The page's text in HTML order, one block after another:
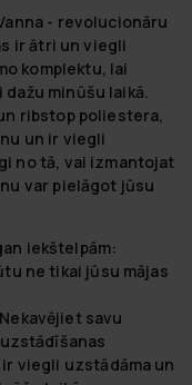
- revolucionāru
ir ātri un viegli
komplektu, lai
minūšu laikā.
ribstop poliestera,
un ir viegli
no tā, vai izmantojat
var pielāgot jūsu
iekštelpām:
ne tikai jūsu mājas
Nekavējiet savu
viegli uzstādāma un